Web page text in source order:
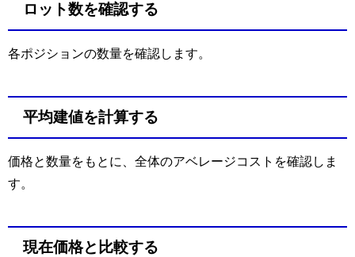
ロット数を確認する
各ポジションの数量を確認します。
平均建値を計算する
価格と数量をもとに、全体のアベレージコストを確認しま
す。
現在価格と比較する